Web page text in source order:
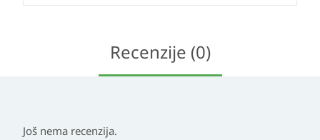
Recenzije (0)
Još nema recenzija.